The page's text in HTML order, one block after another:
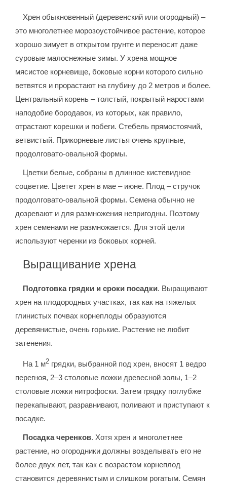
Хрен обыкновенный (деревенский или огородный) –
это многолетнее морозоустойчивое растение, которое
хорошо зимует в открытом грунте и переносит даже
суровые малоснежные зимы. У хрена мощное
мясистое корневище, боковые корни которого сильно
ветвятся и прорастают на глубину до 2 метров и более.
Центральный корень – толстый, покрытый наростами
наподобие бородавок, из которых, как правило,
отрастают корешки и побеги. Стебель прямостоячий,
ветвистый. Прикорневые листья очень крупные,
продолговато-овальной формы.
Цветки белые, собраны в длинное кистевидное
соцветие. Цветет хрен в мае – июне. Плод – стручок
продолговато-овальной формы. Семена обычно не
дозревают и для размножения непригодны. Поэтому
хрен семенами не размножается. Для этой цели
используют черенки из боковых корней.
Выращивание хрена
Подготовка грядки и сроки посадки. Выращивают
хрен на плодородных участках, так как на тяжелых
глинистых почвах корнеплоды образуются
деревянистые, очень горькие. Растение не любит
затенения.
На 1 м2 грядки, выбранной под хрен, вносят 1 ведро
перегноя, 2–3 столовые ложки древесной золы, 1–2
столовые ложки нитрофоски. Затем грядку поглубже
перекапывают, разравнивают, поливают и приступают к
посадке.
Посадка черенков. Хотя хрен и многолетнее
растение, но огородники должны возделывать его не
более двух лет, так как с возрастом корнеплод
становится деревянистым и слишком рогатым. Семян